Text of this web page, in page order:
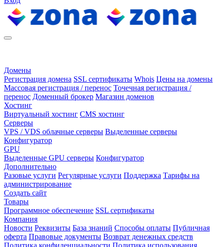
Домены
Регистрация домена SSL сертификаты Whois Цены на домены
Массовая регистрация / перенос Точечная регистрация /
перенос Доменный брокер Магазин доменов
Хостинг
Виртуальный хостинг CMS хостинг
Серверы
VPS / VDS облачные серверы Выделенные серверы
Конфигуратор
GPU
Выделенные GPU серверы Конфигуратор
Дополнительно
Разовые услуги Регулярные услуги Поддержка Тарифы на
администрирование
Создать сайт
Товары
Программное обеспечение SSL сертификаты
Компания
Новости Реквизиты База знаний Способы оплаты Публичная
оферта Правовые документы Возврат денежных средств
Политика конфиденциальности Политика использования